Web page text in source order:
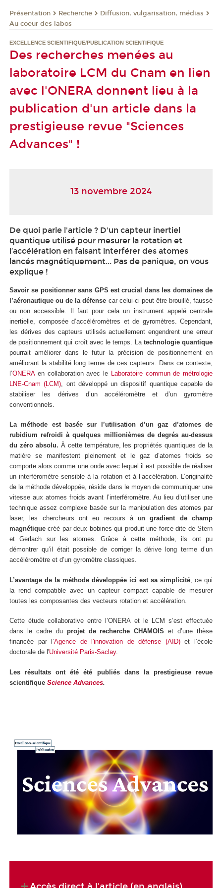
Présentation Recherche
Diffusion, vulgarisation, médias
Au coeur des labos
EXCELLENCE SCIENTIFIQUE/PUBLICATION SCIENTIFIQUE
Des recherches menées au
laboratoire LCM du Cnam en lien
avec l'ONERA donnent lieu à la
publication d'un article dans la
prestigieuse revue "Sciences
Advances" !
13 novembre 2024
De quoi parle l'article ? D'un capteur inertiel
quantique utilisé pour mesurer la rotation et
l’accélération en faisant interférer des atomes
lancés magnétiquement... Pas de panique, on vous
explique !
Savoir se positionner sans GPS est crucial dans les domaines de
l’aéronautique ou de la défense car celui-ci peut être brouillé, faussé
ou non accessible. Il faut pour cela un instrument appelé centrale
inertielle, composée d’accéléromètres et de gyromètres. Cependant,
les dérives des capteurs utilisés actuellement engendrent une erreur
de positionnement qui croît avec le temps. La technologie quantique
pourrait améliorer dans le futur la précision de positionnement en
améliorant la stabilité long terme de ces capteurs. Dans ce contexte,
l’ONERAen collaboration avec le Laboratoire commun de métrologie
LNE-Cnam (LCM) , ont développé un dispositif quantique capable de
stabiliser les dérives d’un accéléromètre et d’un gyromètre
conventionnels.
La méthode est basée sur l’utilisation d’un gaz d’atomes de
rubidium refroidi à quelques millionièmes de degrés au-dessus
du zéro absolu. À cette température, les propriétés quantiques de la
matière se manifestent pleinement et le gaz d’atomes froids se
comporte alors comme une onde avec lequel il est possible de réaliser
un interféromètre sensible à la rotation et à l’accélération. L’originalité
de la méthode développée, réside dans le moyen de communiquer une
vitesse aux atomes froids avant l’interféromètre. Au lieu d’utiliser une
technique assez complexe basée sur la manipulation des atomes par
laser, les chercheurs ont eu recours à un gradient de champ
magnétique créé par deux bobines qui produit une force dite de Stern
et Gerlach sur les atomes. Grâce à cette méthode, ils ont pu
démontrer qu’il était possible de corriger la dérive long terme d’un
accéléromètre et d’un gyromètre classiques.
L’avantage de la méthode développée ici est sa simplicité , ce qui
la rend compatible avec un capteur compact capable de mesurer
toutes les composantes des vecteurs rotation et accélération.
Cette étude collaborative entre l’ONERA et le LCM s’est effectuée
dans le cadre du projet de recherche CHAMOIS et d’une thèse
financée par l’Agence de l'innovation de défense (AID)et l’école
doctorale de l'Université Paris-Saclay.
Les résultats ont été été publiés dans la prestigieuse revue
scientifique Science Advances.